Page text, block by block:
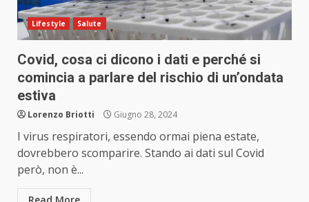
Lifestyle Salute
Covid, cosa ci dicono i dati e perché si
comincia a parlare del rischio di un’ondata
estiva
Lorenzo Briotti Giugno 28, 2024
I virus respiratori, essendo ormai piena estate,
dovrebbero scomparire. Stando ai dati sul Covid
però, non è...